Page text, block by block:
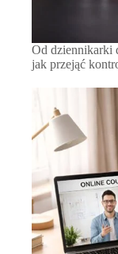
Od dziennikarki
jak przejąć